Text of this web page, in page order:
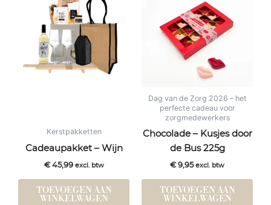
Kerstpakketten
Cadeaupakket – Wijn
€45,99 excl. btw
TOEVOEGEN AAN
WINKELWAGEN
Dag van de Zorg 2026 – het
perfecte cadeau voor
zorgmedewerkers
Chocolade – Kusjes door
de Bus 225g
€9,95 excl. btw
TOEVOEGEN AAN
WINKELWAGEN